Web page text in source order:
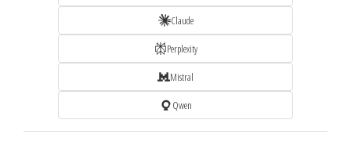
Claude
Perplexity
Mistral
Qwen